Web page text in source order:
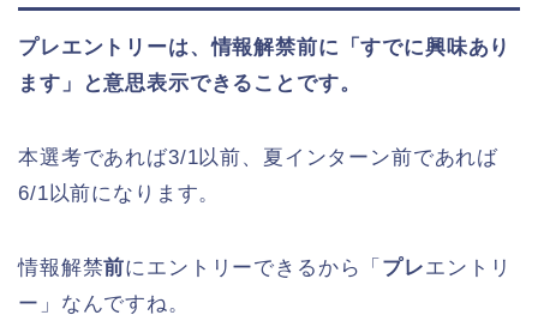
プレエントリーは、情報解禁前に「すでに興味あり
ます」と意思表示できることです。
本選考であれば3/1以前、夏インターン前であれば
6/1以前になります。
情報解禁前にエントリーできるから「 プレエントリ
ー」なんですね。